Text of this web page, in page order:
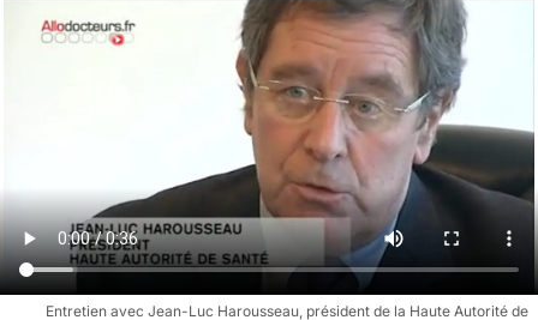
Entretien avec Jean-Luc Harousseau, président de la Haute Autorité de